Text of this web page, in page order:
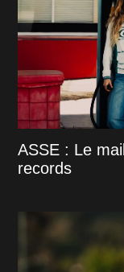
ASSE : Le
records